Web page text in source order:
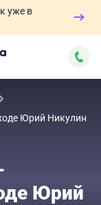
уже в
Юрий Никулин
Юрий